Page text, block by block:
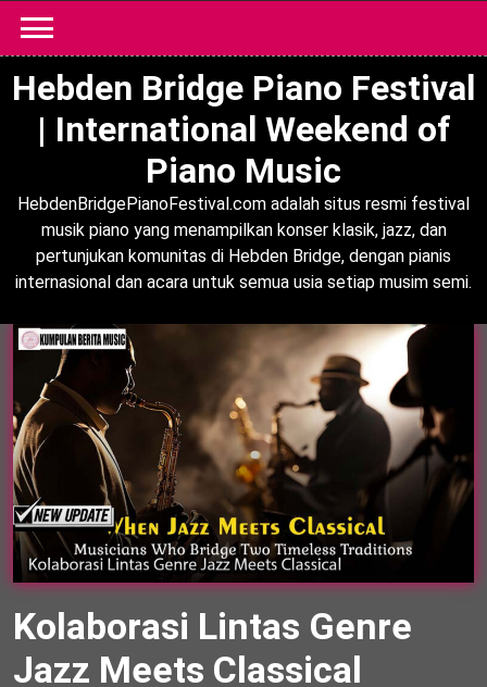
content
Hebden Bridge Piano Festival
| International Weekend of
Piano Music
HebdenBridgePianoFestival.com adalah situs resmi festival
musik piano yang menampilkan konser klasik, jazz, dan
pertunjukan komunitas di Hebden Bridge, dengan pianis
internasional dan acara untuk semua usia setiap musim semi.
Kolaborasi Lintas Genre
Jazz Meets Classical